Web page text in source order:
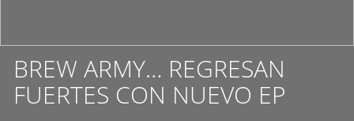
BREW ARMY… REGRESAN
FUERTES CON NUEVO EP